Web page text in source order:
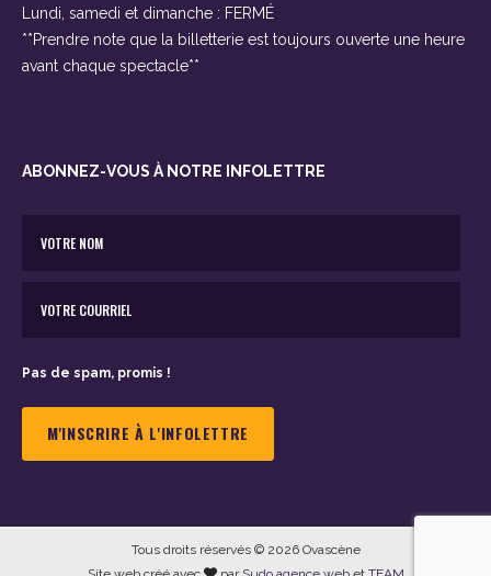
Lundi, samedi et dimanche : FERMÉ
**Prendre note que la billetterie est toujours ouverte une heure
avant chaque spectacle**
ABONNEZ-VOUS À NOTRE INFOLETTRE
Pas de spam, promis !
Tous droits réservés © 2026 Ovascène